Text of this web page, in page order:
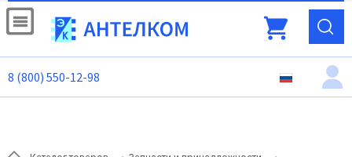
8 (800) 550-12-98